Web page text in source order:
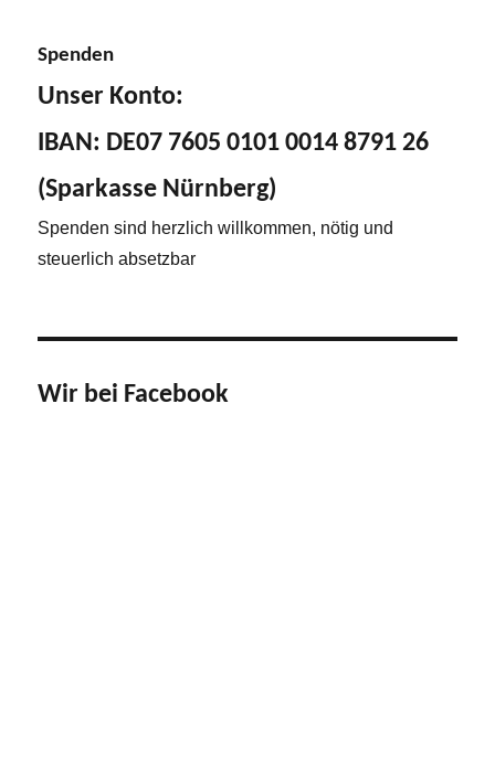
Spenden
Unser Konto:
IBAN: DE07 7605 0101 0014 8791 26
(Sparkasse Nürnberg)
Spenden sind herzlich willkommen, nötig und
steuerlich absetzbar
Wir bei Facebook